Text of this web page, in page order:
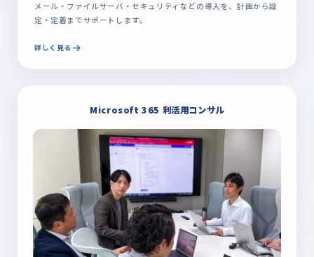
メール・ファイルサーバ・セキュリティなどの導入を、計画から設
定・定着までサポートします。
詳しく見る
Microsoft 365 利活用コンサル